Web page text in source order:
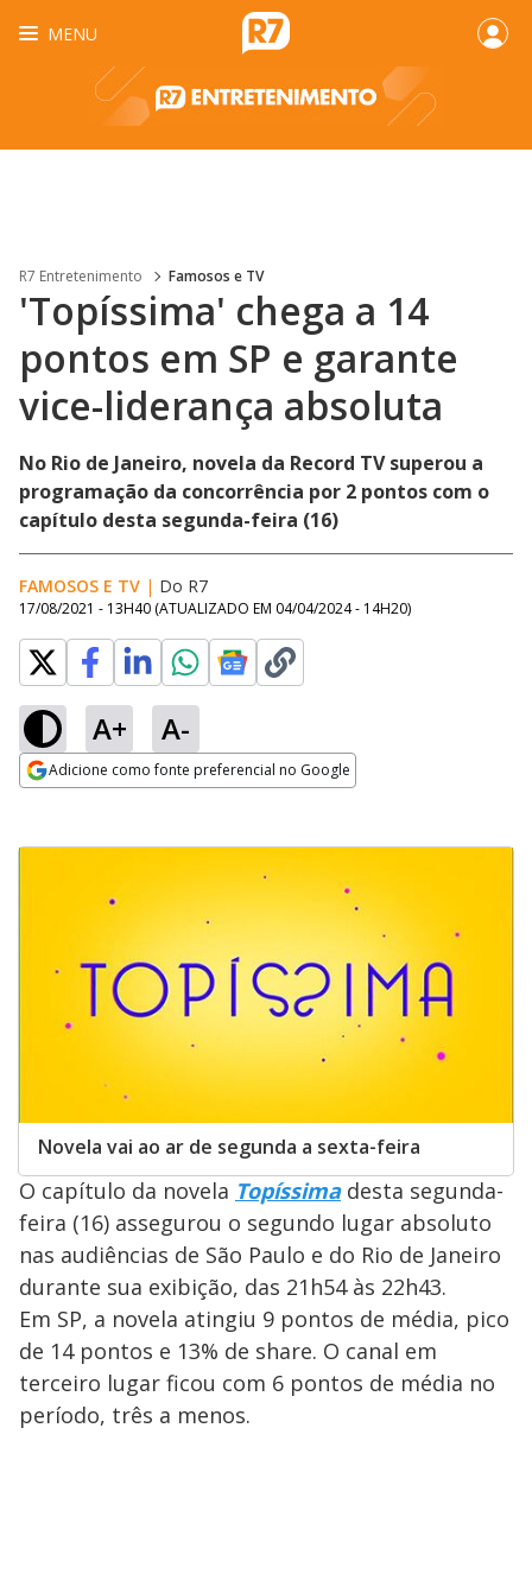
MENU
R7 Entretenimento Famosos e TV
'Topíssima' chega a 14
pontos em SP e garante
vice-liderança absoluta
No Rio de Janeiro, novela da Record TV superou a
programação da concorrência por 2 pontos com o
capítulo desta segunda-feira (16)
FAMOSOS E TV | Do R7
17/08/2021 - 13H40 (ATUALIZADO EM 04/04/2024 - 14H20)
A+ A-
Adicione como fonte preferencial no Google
Novela vai ao ar de segunda a sexta-feira
O capítulo da novela Topíssimadesta segunda-
feira (16) assegurou o segundo lugar absoluto
nas audiências de São Paulo e do Rio de Janeiro
durante sua exibição, das 21h54 às 22h43.
Em SP, a novela atingiu 9 pontos de média, pico
de 14 pontos e 13% de share. O canal em
terceiro lugar ficou com 6 pontos de média no
período, três a menos.